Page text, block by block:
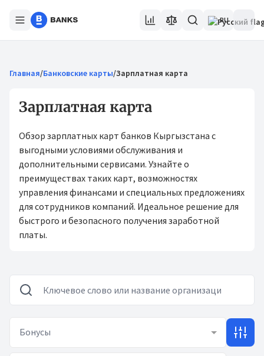
RU
Главная/Банковские карты/Зарплатная карта
Зарплатная карта
Обзор зарплатных карт банков Кыргызстана с
выгодными условиями обслуживания и
дополнительными сервисами. Узнайте о
преимуществах таких карт, возможностях
управления финансами и специальных предложениях
для сотрудников компаний. Идеальное решение для
быстрого и безопасного получения заработной
платы.
Бонусы